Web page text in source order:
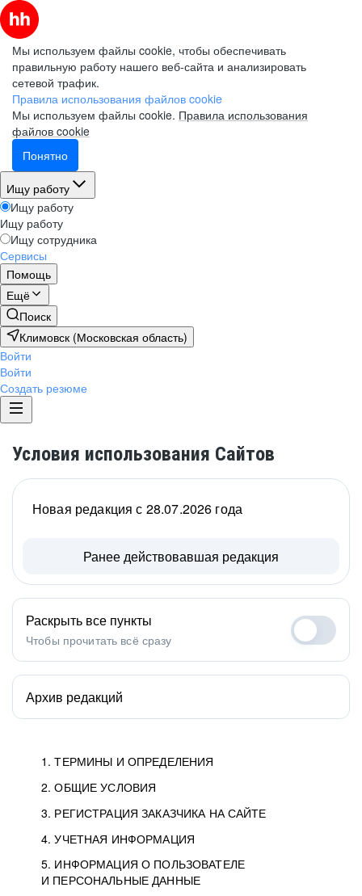
Мы используем файлы cookie, чтобы обеспечивать
правильную работу нашего веб-сайта и анализировать
сетевой трафик.
Правила использования файлов cookie
Мы используем файлы cookie. Правила использования
файлов cookie
Понятно
Ищу работу
Ищу работу
Ищу работу
Ищу сотрудника
Сервисы
Помощь
Ещё
Поиск
Климовск (Московская область)
Войти
Войти
Создать резюме
Условия использования Сайтов
1. ТЕРМИНЫ И ОПРЕДЕЛЕНИЯ
2. ОБЩИЕ УСЛОВИЯ
3. РЕГИСТРАЦИЯ ЗАКАЗЧИКА НА САЙТЕ
4. УЧЕТНАЯ ИНФОРМАЦИЯ
5. ИНФОРМАЦИЯ О ПОЛЬЗОВАТЕЛЕ
И ПЕРСОНАЛЬНЫЕ ДАННЫЕ
Новая редакция с 28.07.2026 года
Ранее действовавшая редакция
Раскрыть все пункты
Чтобы прочитать всё сразу
Архив редакций